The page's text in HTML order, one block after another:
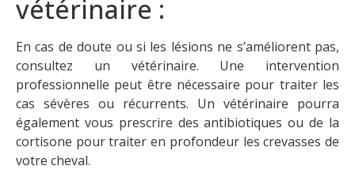
vétérinaire :
En cas de doute ou si les lésions ne s’améliorent pas,
consultez un vétérinaire. Une intervention
professionnelle peut être nécessaire pour traiter les
cas sévères ou récurrents. Un vétérinaire pourra
également vous prescrire des antibiotiques ou de la
cortisone pour traiter en profondeur les crevasses de
votre cheval.